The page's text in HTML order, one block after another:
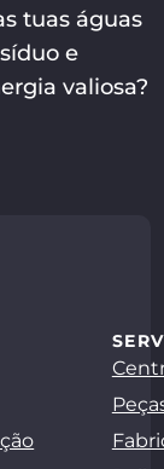
tuas águas
e
valiosa?